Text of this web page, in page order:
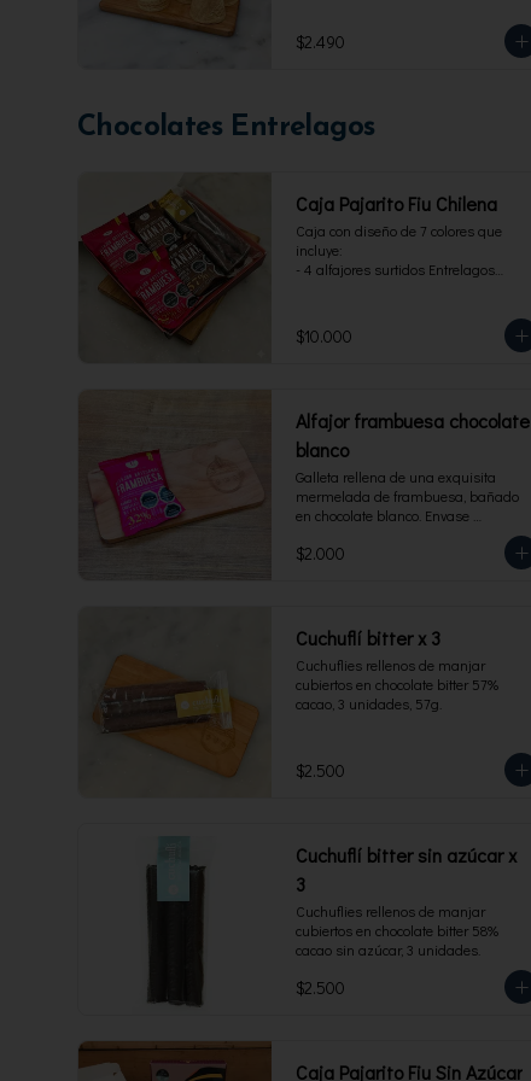
$2.490
Chocolates Entrelagos
Caja Pajarito Fiu Chilena
Caja con diseño de 7 colores que
incluye:
- 4 alfajores surtidos Entrelagos
$10.000
Alfajor frambuesa chocolate
blanco
Galleta rellena de una exquisita
mermelada de frambuesa, bañado
en chocolate blanco. Envase
$2.000
Cuchuflí bitter x 3
Cuchuflies rellenos de manjar
cubiertos en chocolate bitter 57%
cacao, 3 unidades, 57g.
$2.500
Cuchuflí bitter sin azúcar x
3
Cuchuflies rellenos de manjar
cubiertos en chocolate bitter 58%
cacao sin azúcar, 3 unidades.
$2.500
Caja Pajarito Fiu Sin Azúcar